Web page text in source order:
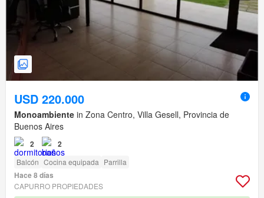
USD 220.000
Monoambiente in Zona Centro, Villa Gesell, Provincia de
Buenos Aires
2 2
Balcón Cocina equipada Parrilla
Hace 8 días
CAPURRO PROPIEDADES